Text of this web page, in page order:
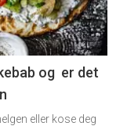
og er det
eller kose deg